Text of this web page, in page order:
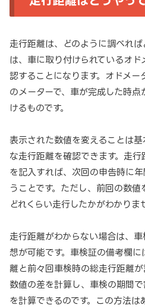
走行距離は、どのように調べれ
は、車に取り付けられているオ
認することになります。オドメ
のメーターで、車が完成した時
けるものです。
表示された数値を変えることは
な走行距離を確認できます。走
を記入すれば、次回の申告時に
うことです。ただし、前回の数
どれくらい走行したかがわかりま
走行距離がわからない場合は、
想が可能です。車検証の備考欄
離と前々回車検時の総走行距離
数値の差を計算し、車検の期間
を計算できるのです。この方法